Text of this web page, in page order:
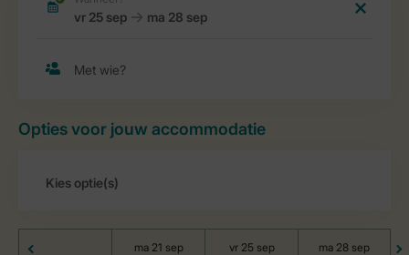
Opties voor jouw accommodatie
ma 21 sep vr 25 sep ma 28 sep